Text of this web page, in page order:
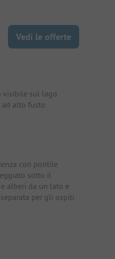
Vedi le offerte
visibile sul lago
alto fusto.
con pontile
sotto il
alberi da un lato e
per gli ospiti